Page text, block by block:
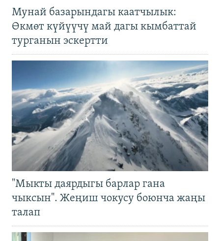
Мунай базарындагы каатчылык:
Өкмөт күйүүчү май дагы кымбаттай
турганын эскертти
"Мыкты даярдыгы барлар гана
чыксын". Жеңиш чокусу боюнча жаңы
талап